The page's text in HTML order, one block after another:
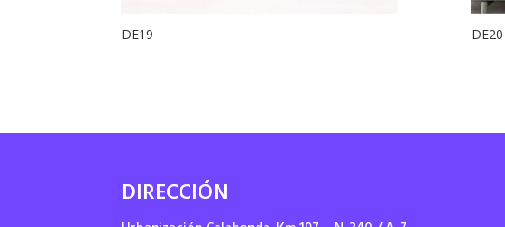
DE19 DE20
DIRECCIÓN